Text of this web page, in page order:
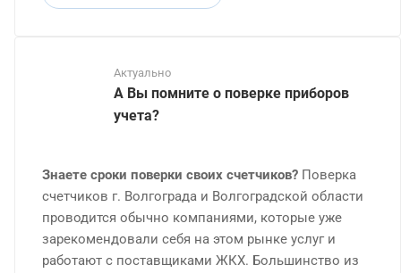
Актуально
А Вы помните о поверке приборов
учета?
Знаете сроки поверки своих счетчиков? Поверка
счетчиков г. Волгограда и Волгоградской области
проводится обычно компаниями, которые уже
зарекомендовали себя на этом рынке услуг и
работают с поставщиками ЖКХ. Большинство из